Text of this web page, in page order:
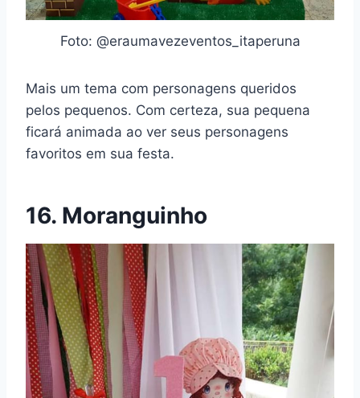
Foto: @eraumavezeventos_itaperuna
Mais um tema com personagens queridos
pelos pequenos. Com certeza, sua pequena
ficará animada ao ver seus personagens
favoritos em sua festa.
16. Moranguinho